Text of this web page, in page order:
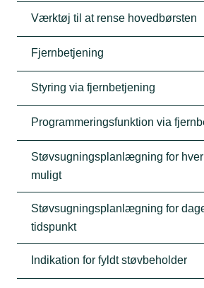
Værktøj til at rense hovedbørsten
Fjernbetjening
Styring via fjernbetjening
Programmeringsfunktion via
Støvsugningsplanlægning for
muligt
Støvsugningsplanlægning for
tidspunkt
Indikation for fyldt støvbeholder